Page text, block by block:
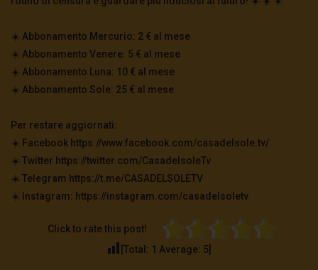
☀️ Abbonamento Mercurio: 2 € al mese
☀️ Abbonamento Venere: 5 € al mese
☀️ Abbonamento Luna: 10 € al mese
☀️ Abbonamento Sole: 25 € al mese
Per restare aggiornati:
☀️ Facebook https://www.facebook.com/casadelsole.tv/
☀️ Twitter https://twitter.com/CasadelsoleTv
☀️ Telegram https://t.me/CASADELSOLETV
☀️ Instagram: https://instagram.com/casadelsoletv
Click to rate this post!
[Total: 1 Average: 5